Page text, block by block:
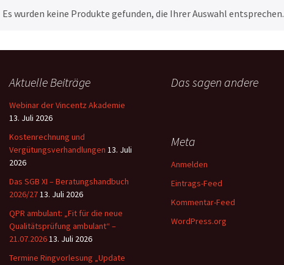
Es wurden keine Produkte gefunden, die Ihrer Auswahl entsprechen.
Aktuelle Beiträge
Webinar der Vincentz Akademie
13. Juli 2026
Kostenrechnung und
Vergütungsverhandlungen 13. Juli
2026
Das SGB XI – Beratungshandbuch
2026/2713. Juli 2026
QPR ambulant: „Fit für die neue
Qualitätsprüfung ambulant“ –
21.07.202613. Juli 2026
Termine Ringvorlesung „Update
Das sagen andere
Meta
Anmelden
Eintrags-Feed
Kommentar-Feed
WordPress.org